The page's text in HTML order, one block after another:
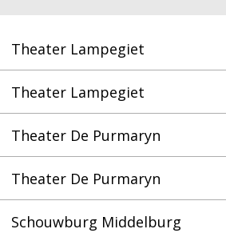
Theater Lampegiet
Theater Lampegiet
Theater De Purmaryn
Theater De Purmaryn
Schouwburg Middelburg